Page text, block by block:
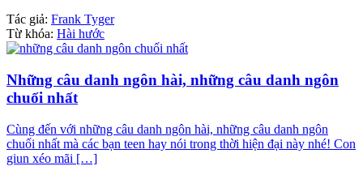
Tác giả: Frank Tyger
Từ khóa: Hài hước
Những câu danh ngôn hài, những câu danh ngôn
chuối nhất
Cùng đến với những câu danh ngôn hài, những câu danh ngôn
chuối nhất mà các bạn teen hay nói trong thời hiện đại này nhé! Con
giun xéo mãi […]